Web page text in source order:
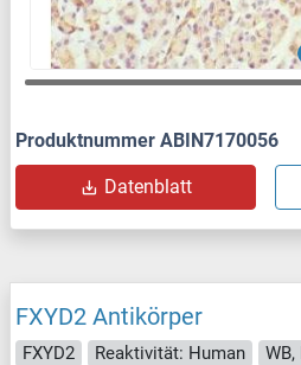
Produktnummer ABIN7170056
Datenblatt
FXYD2 Antikörper
FXYD2 Reaktivität: Human WB,